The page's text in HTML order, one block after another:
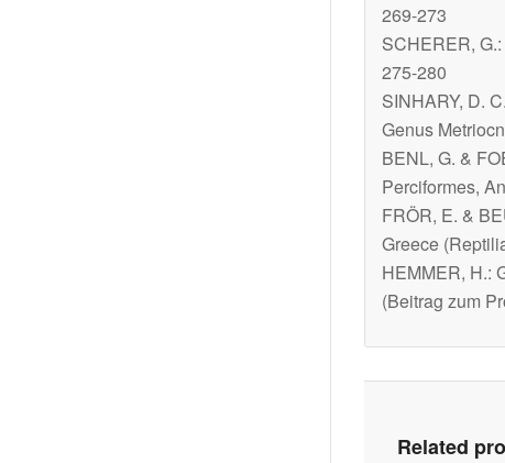
269-273
SCHERER, G.:
275-280
SINHARY, D.
Genus
BENL, G. &
Perciformes,
FRÖR, E. &
Greece
HEMMER, H.:
(Beitrag zum
Related